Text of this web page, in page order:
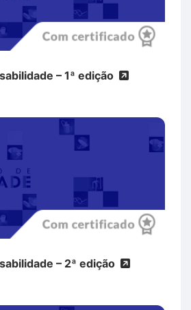
– 1ª edição
– 2ª edição